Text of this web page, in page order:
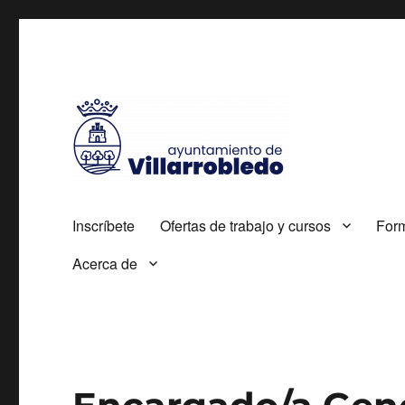
Inscríbete Ofertas de trabajo y cursos
Acerca de